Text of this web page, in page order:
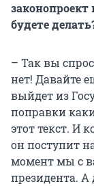
законопроект
будете
– Так вы
нет! Давайте
выйдет из
поправки
этот текст. И
он поступит
момент мы с
президента. А